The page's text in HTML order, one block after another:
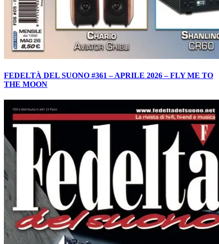
FEDELTÀ DEL SUONO #361 – APRILE 2026 – FLY ME TO
THE MOON